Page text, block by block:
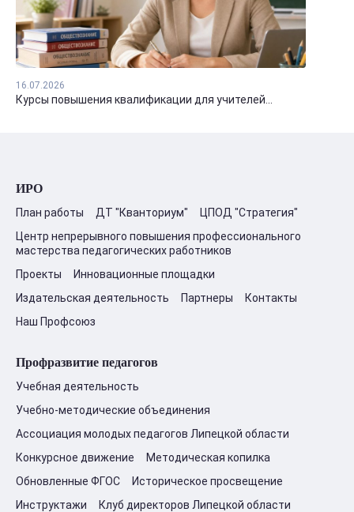
16.07.2026
Курсы повышения квалификации для учителей...
ИРО
План работы ДТ "Кванториум"
ЦПОД "Стратегия"
Центр непрерывного повышения профессионального
мастерства педагогических работников
Проекты
Инновационные площадки
Издательская деятельность
Партнеры
Контакты
Наш Профсоюз
Профразвитие педагогов
Учебная деятельность
Учебно-методические объединения
Ассоциация молодых педагогов Липецкой области
Конкурсное движение
Методическая копилка
Обновленные ФГОС
Историческое просвещение
Инструктажи
Клуб директоров Липецкой области